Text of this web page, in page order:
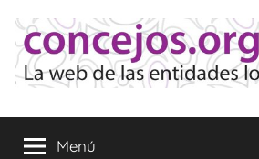
contenido
Concejos
de
Menú